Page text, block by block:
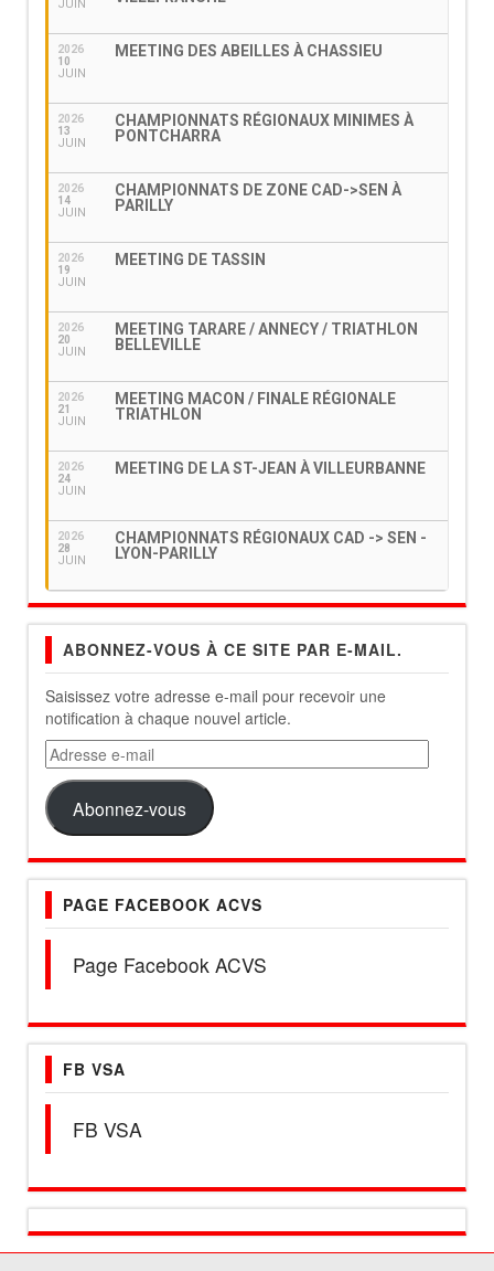
JUIN
2026
10
JUIN
MEETING DES ABEILLES À CHASSIEU
2026
13
JUIN
CHAMPIONNATS RÉGIONAUX MINIMES À
PONTCHARRA
2026
14
JUIN
CHAMPIONNATS DE ZONE CAD->SEN À
PARILLY
2026
19
JUIN
MEETING DE TASSIN
2026
20
JUIN
MEETING TARARE / ANNECY / TRIATHLON
BELLEVILLE
2026
21
JUIN
MEETING MACON / FINALE RÉGIONALE
TRIATHLON
2026
24
JUIN
MEETING DE LA ST-JEAN À VILLEURBANNE
2026
28
JUIN
CHAMPIONNATS RÉGIONAUX CAD -> SEN -
LYON-PARILLY
ABONNEZ-VOUS À CE SITE PAR E-MAIL.
Saisissez votre adresse e-mail pour recevoir une
notification à chaque nouvel article.
Adresse
e-
mail
Abonnez-vous
PAGE FACEBOOK ACVS
Page Facebook ACVS
FB VSA
FB VSA